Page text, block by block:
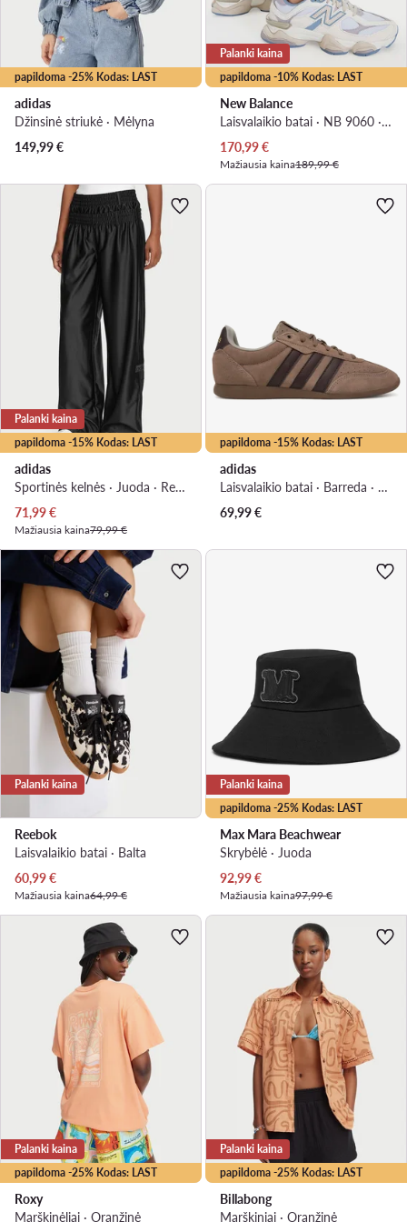
papildoma -25% Kodas: LAST
adidas
Džinsinė striukė · Mėlyna
149,99€
papildoma -10% Kodas: LAST
Palanki kaina
New Balance
Laisvalaikio batai · NB 9060 · Smėlio
Dabartinė kaina
170,99€
Mažiausia kaina189,99 €
papildoma -15% Kodas: LAST
Palanki kaina
adidas
Sportinės kelnės · Juoda · Relaxed Fit
Dabartinė kaina
71,99€
Mažiausia kaina79,99 €
papildoma -15% Kodas: LAST
adidas
Laisvalaikio batai · Barreda · Ruda
69,99€
Palanki kaina
Reebok
Laisvalaikio batai · Balta
Dabartinė kaina
60,99€
Mažiausia kaina64,99 €
papildoma -25% Kodas: LAST
Palanki kaina
Max Mara Beachwear
Skrybėlė · Juoda
Dabartinė kaina
92,99€
Mažiausia kaina97,99 €
papildoma -25% Kodas: LAST
Palanki kaina
Roxy
Marškinėliai · Oranžinė
papildoma -25% Kodas: LAST
Palanki kaina
Billabong
Marškiniai · Oranžinė